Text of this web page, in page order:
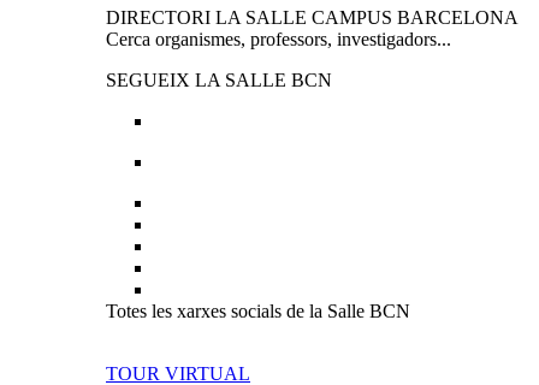
DIRECTORI LA SALLE CAMPUS BARCELONA
Cerca organismes, professors, investigadors...
SEGUEIX LA SALLE BCN
Totes les xarxes socials de la Salle BCN
TOUR VIRTUAL